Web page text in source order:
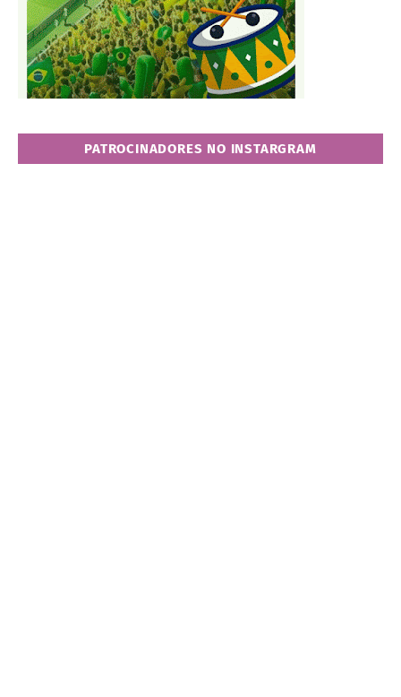
PATROCINADORES NO INSTARGRAM